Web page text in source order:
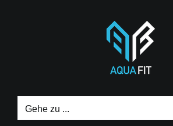
Gehe zu ...